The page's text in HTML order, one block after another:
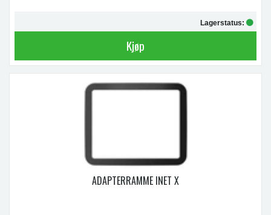
Lagerstatus:
Kjøp
ADAPTERRAMME INET X